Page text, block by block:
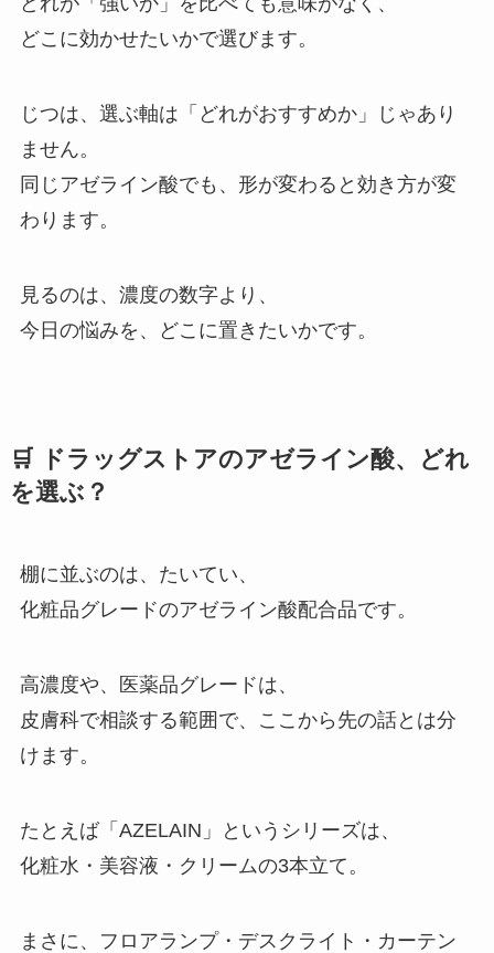
どこに効かせたいかで選びます。
じつは、選ぶ軸は「どれがおすすめか」じゃあり
ません。
同じアゼライン酸でも、形が変わると効き方が変
わります。
見るのは、濃度の数字より、
今日の悩みを、どこに置きたいかです。
🛒 ドラッグストアのアゼライン酸、どれ
を選ぶ？
棚に並ぶのは、たいてい、
化粧品グレードのアゼライン酸配合品です。
高濃度や、医薬品グレードは、
皮膚科で相談する範囲で、ここから先の話とは分
けます。
たとえば「AZELAIN」というシリーズは、
化粧水・美容液・クリームの3本立て。
まさに、フロアランプ・デスクライト・カーテン